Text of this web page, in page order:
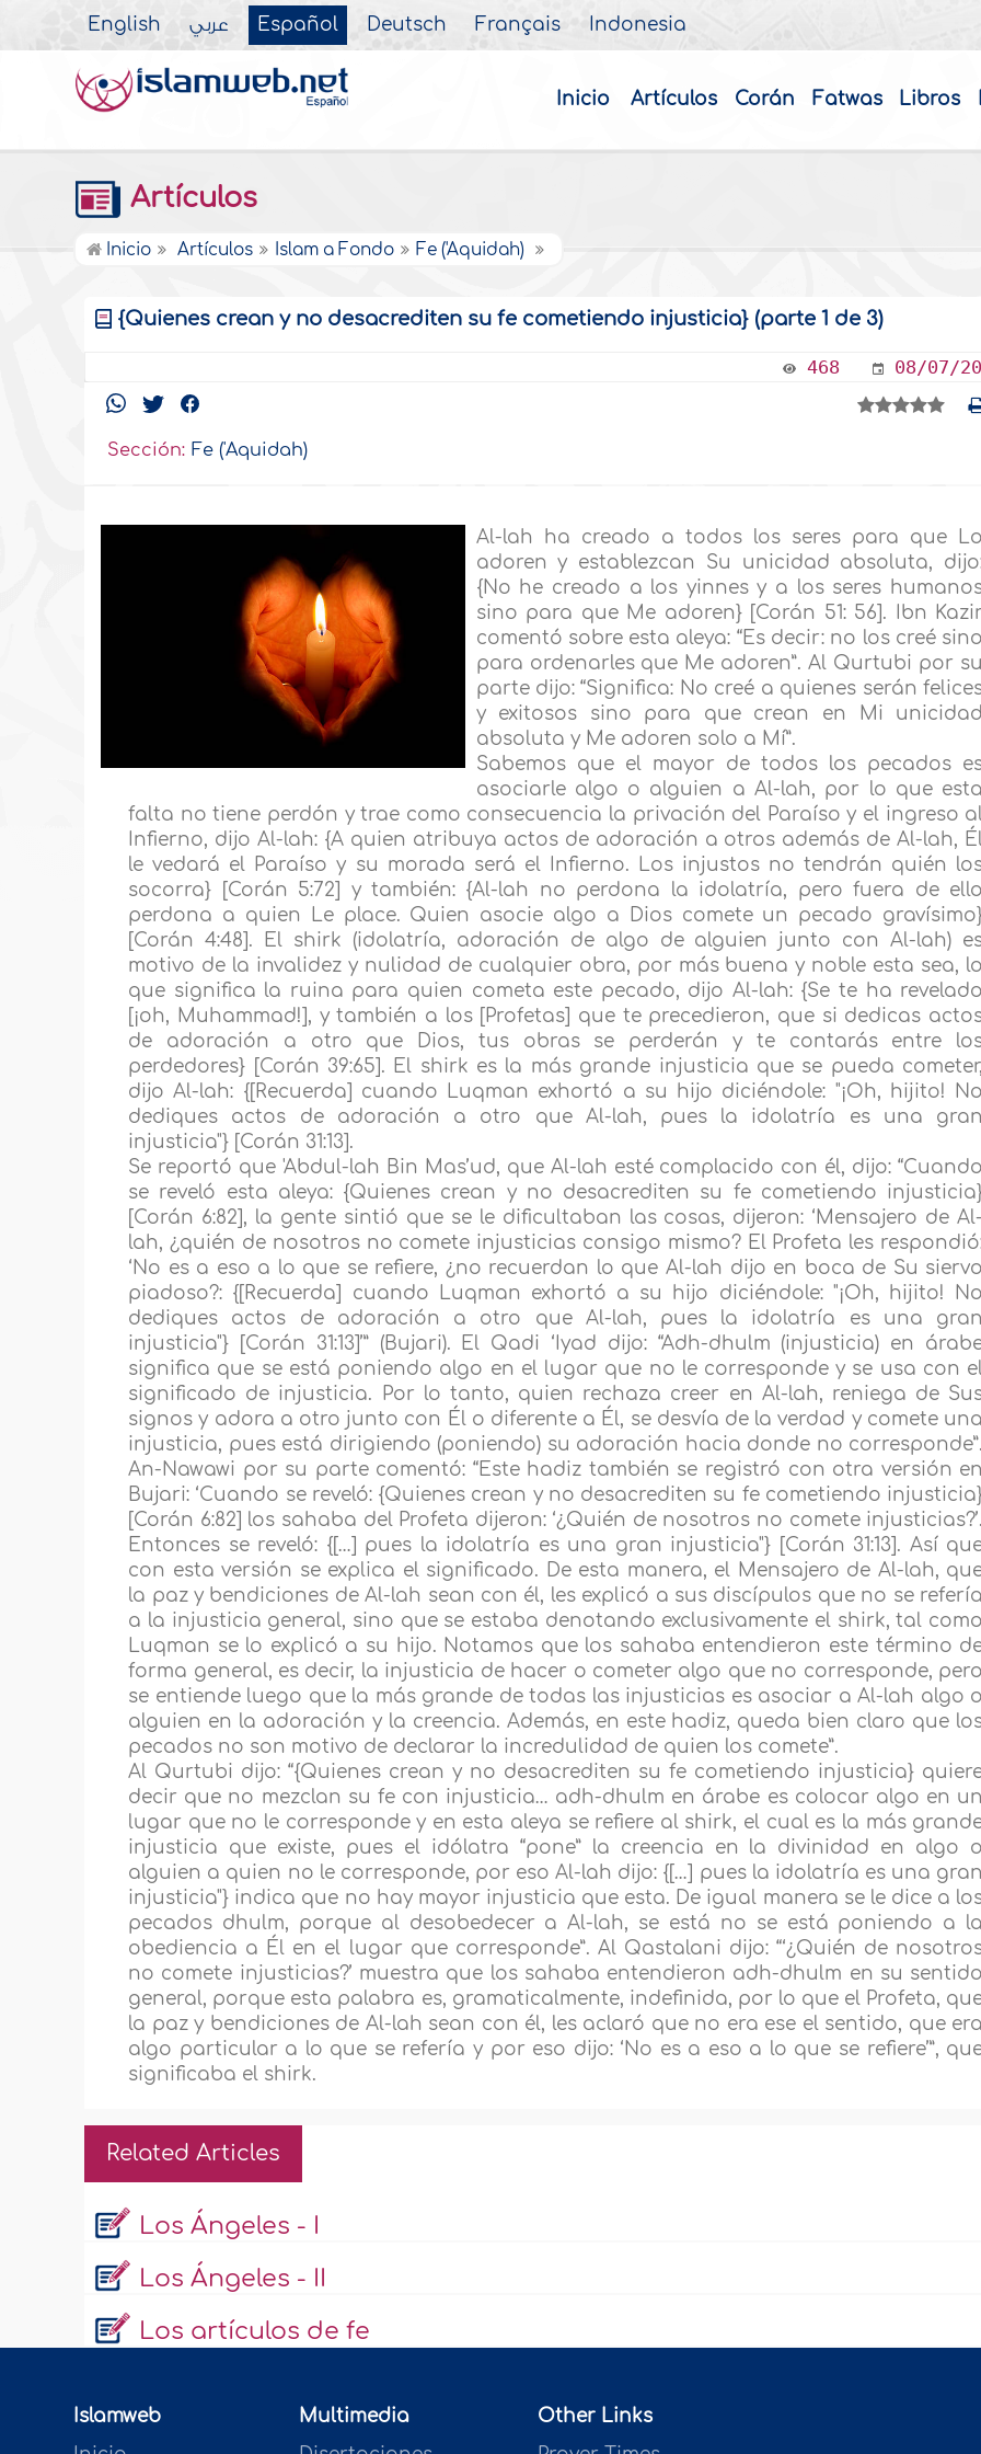
English عربي Español Deutsch Français Indonesia
Inicio Artículos Corán Fatwas Libros
Artículos
Inicio Artículos Islam a Fondo Fe ('Aquidah)
{Quienes crean y no desacrediten su fe cometiendo injusticia} (parte 1 de 3)
468 08/07/
Sección: Fe ('Aquidah)
Al-lah ha creado a todos los seres para que Lo
adoren y establezcan Su unicidad absoluta,
{No he creado a los yinnes y a los seres
sino para que Me adoren} [Corán 51: 56]. Ibn Kazir
comentó sobre esta aleya: “Es decir: no los creé sino
para ordenarles que Me adoren”. Al Qurtubi por su
parte dijo: “Significa: No creé a quienes serán
y exitosos sino para que crean en Mi unicidad
absoluta y Me adoren solo a Mí”.
Sabemos que el mayor de todos los pecados
asociarle algo o alguien a Al-lah, por lo que esta
falta no tiene perdón y trae como consecuencia la privación del Paraíso y el ingreso
Infierno, dijo Al-lah: {A quien atribuya actos de adoración a otros además de Al-lah,
le vedará el Paraíso y su morada será el Infierno. Los injustos no tendrán quién
socorra} [Corán 5:72] y también: {Al-lah no perdona la idolatría, pero fuera de ello
perdona a quien Le place. Quien asocie algo a Dios comete un pecado
[Corán 4:48]. El shirk (idolatría, adoración de algo de alguien junto con Al-lah)
motivo de la invalidez y nulidad de cualquier obra, por más buena y noble esta sea, lo
que significa la ruina para quien cometa este pecado, dijo Al-lah: {Se te ha revelado
[¡oh, Muhammad!], y también a los [Profetas] que te precedieron, que si dedicas
de adoración a otro que Dios, tus obras se perderán y te contarás entre
perdedores} [Corán 39:65]. El shirk es la más grande injusticia que se pueda cometer,
dijo Al-lah: {[Recuerda] cuando Luqman exhortó a su hijo diciéndole: "¡Oh, hijito! No
dediques actos de adoración a otro que Al-lah, pues la idolatría es una gran
injusticia"} [Corán 31:13].
Se reportó que 'Abdul-lah Bin Mas’ud, que Al-lah esté complacido con él, dijo: “Cuando
se reveló esta aleya: {Quienes crean y no desacrediten su fe cometiendo
[Corán 6:82], la gente sintió que se le dificultaban las cosas, dijeron: ‘Mensajero de Al-
lah, ¿quién de nosotros no comete injusticias consigo mismo? El Profeta les
‘No es a eso a lo que se refiere, ¿no recuerdan lo que Al-lah dijo en boca de Su siervo
piadoso?: {[Recuerda] cuando Luqman exhortó a su hijo diciéndole: "¡Oh, hijito! No
dediques actos de adoración a otro que Al-lah, pues la idolatría es una gran
injusticia"} [Corán 31:13]’” (Bujari). El Qadi ‘Iyad dijo: “Adh-dhulm (injusticia) en
significa que se está poniendo algo en el lugar que no le corresponde y se usa con
significado de injusticia. Por lo tanto, quien rechaza creer en Al-lah, reniega de
signos y adora a otro junto con Él o diferente a Él, se desvía de la verdad y comete una
injusticia, pues está dirigiendo (poniendo) su adoración hacia donde no corresponde”.
An-Nawawi por su parte comentó: “Este hadiz también se registró con otra versión en
Bujari: ‘Cuando se reveló: {Quienes crean y no desacrediten su fe cometiendo
[Corán 6:82] los sahaba del Profeta dijeron: ‘¿Quién de nosotros no comete injusticias?’.
Entonces se reveló: {[…] pues la idolatría es una gran injusticia"} [Corán 31:13]. Así
con esta versión se explica el significado. De esta manera, el Mensajero de Al-lah,
la paz y bendiciones de Al-lah sean con él, les explicó a sus discípulos que no se refería
a la injusticia general, sino que se estaba denotando exclusivamente el shirk, tal como
Luqman se lo explicó a su hijo. Notamos que los sahaba entendieron este término
forma general, es decir, la injusticia de hacer o cometer algo que no corresponde, pero
se entiende luego que la más grande de todas las injusticias es asociar a Al-lah algo o
alguien en la adoración y la creencia. Además, en este hadiz, queda bien claro que
pecados no son motivo de declarar la incredulidad de quien los comete”.
Al Qurtubi dijo: “{Quienes crean y no desacrediten su fe cometiendo injusticia}
decir que no mezclan su fe con injusticia… adh-dhulm en árabe es colocar algo en un
lugar que no le corresponde y en esta aleya se refiere al shirk, el cual es la más
injusticia que existe, pues el idólatra “pone” la creencia en la divinidad en algo o
alguien a quien no le corresponde, por eso Al-lah dijo: {[…] pues la idolatría es una gran
injusticia"} indica que no hay mayor injusticia que esta. De igual manera se le dice a
pecados dhulm, porque al desobedecer a Al-lah, se está no se está poniendo a la
obediencia a Él en el lugar que corresponde”. Al Qastalani dijo: “‘¿Quién de
no comete injusticias?’ muestra que los sahaba entendieron adh-dhulm en su sentido
general, porque esta palabra es, gramaticalmente, indefinida, por lo que el Profeta,
la paz y bendiciones de Al-lah sean con él, les aclaró que no era ese el sentido, que era
algo particular a lo que se refería y por eso dijo: ‘No es a eso a lo que se refiere’”,
significaba el shirk.
Related Articles
Los Ángeles - I
Los Ángeles - II
Los artículos de fe
Islamweb
Multimedia
Other Links